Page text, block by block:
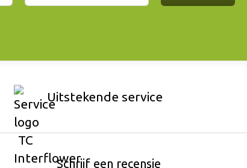
Uitstekende service
Schrijf een recensie